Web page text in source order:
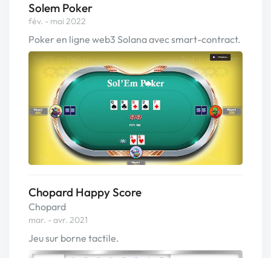
Solem Poker
fév. - mai 2022
Poker en ligne web3 Solana avec smart-contract.
Chopard Happy Score
Chopard
mar. - avr. 2021
Jeu sur borne tactile.